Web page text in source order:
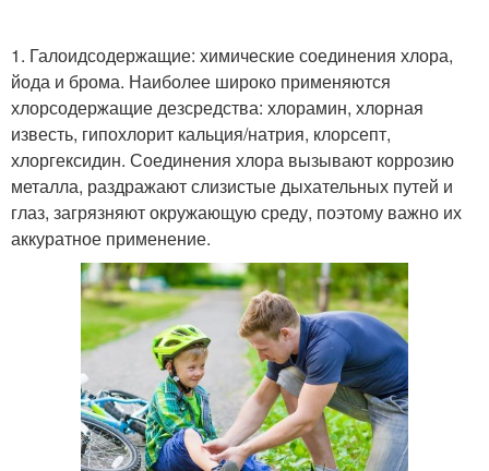
1. Галоидсодержащие: химические соединения хлора,
йода и брома. Наиболее широко применяются
хлорсодержащие дезсредства: хлорамин, хлорная
известь, гипохлорит кальция/натрия, клорсепт,
хлоргексидин. Соединения хлора вызывают коррозию
металла, раздражают слизистые дыхательных путей и
глаз, загрязняют окружающую среду, поэтому важно их
аккуратное применение.